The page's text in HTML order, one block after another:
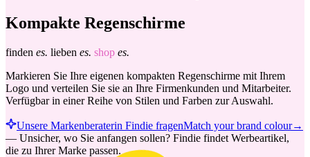
Kompakte Regenschirme
finden es. lieben es. shop es.
Markieren Sie Ihre eigenen kompakten Regenschirme mit Ihrem
Logo und verteilen Sie sie an Ihre Firmenkunden und Mitarbeiter.
Verfügbar in einer Reihe von Stilen und Farben zur Auswahl.
Unsere Markenberaterin Findie fragenMatch your brand colour→
— Unsicher, wo Sie anfangen sollen? Findie findet Werbeartikel,
die zu Ihrer Marke passen.